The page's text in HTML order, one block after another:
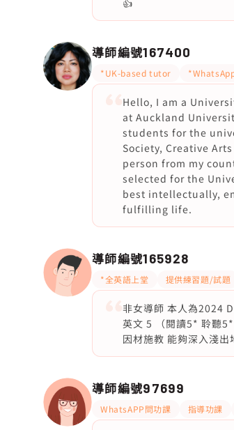
👍
導師編號167400
*UK-based tutor
Hello, I am a
at Auckland
students for the
Society, Creative
person from my
selected for the
best intellectually,
fulfilling life.
導師編號165928
*全英語上堂 提供練習題/試題
非女導師 本人為2024
英文 5 （閱讀5* 聆聽
因材施教 能夠深入淺出
導師編號97699
WhatsAPP問功課 指導功課